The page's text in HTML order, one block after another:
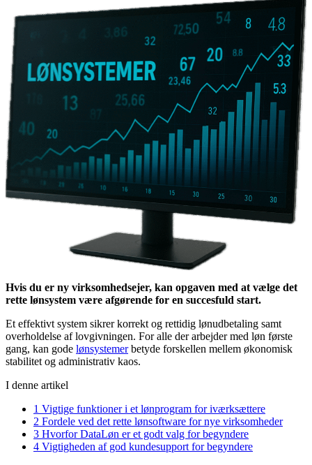
Hvis du er ny virksomhedsejer, kan opgaven med at vælge det
rette lønsystem være afgørende for en succesfuld start.
Et effektivt system sikrer korrekt og rettidig lønudbetaling samt
overholdelse af lovgivningen. For alle der arbejder med løn første
gang, kan gode lønsystemerbetyde forskellen mellem økonomisk
stabilitet og administrativ kaos.
I denne artikel
1 Vigtige funktioner i et lønprogram for iværksættere
2 Fordele ved det rette lønsoftware for nye virksomheder
3 Hvorfor DataLøn er et godt valg for begyndere
4 Vigtigheden af god kundesupport for begyndere